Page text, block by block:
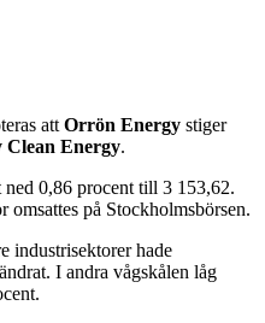
attOrrön Energy stiger
Energy.
0,86 procent till 3 153,62.
på Stockholmsbörsen.
industrisektorer hade
I andra vågskålen låg